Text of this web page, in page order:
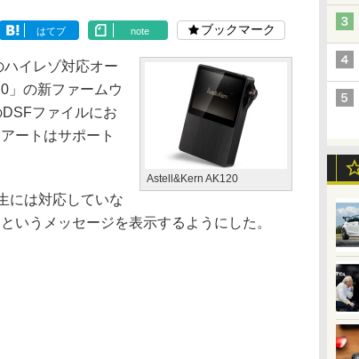
はてブ note ブックマーク
Astell&Kern AK120
イレゾ対応オー
」の新ファームウ
ファイルにお
ートはサポート
には対応していな
いうメッセージを表示するようにした。